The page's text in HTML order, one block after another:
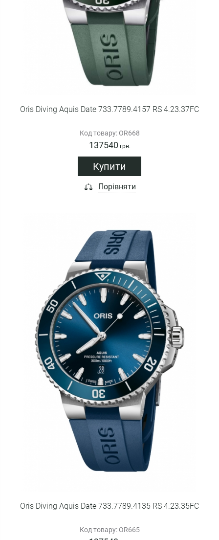
Oris Diving Aquis Date 733.7789.4157 RS 4.23.37FC
Код товару: OR668
137540 грн.
Купити
Порівняти
Oris Diving Aquis Date 733.7789.4135 RS 4.23.35FC
Код товару: OR665